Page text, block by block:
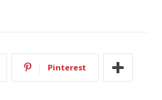
Pinterest